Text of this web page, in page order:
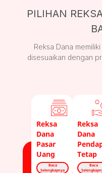
PILIHAN
Reksa Dana
disesuaikan dengan
Reksa
Dana
Pasar
Uang
Baca
Selengkapnya
Reksa
Dana
Tetap
Baca